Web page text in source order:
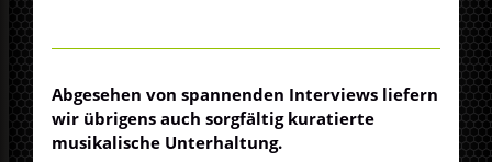
Abgesehen von spannenden Interviews liefern
wir übrigens auch sorgfältig kuratierte
musikalische Unterhaltung.